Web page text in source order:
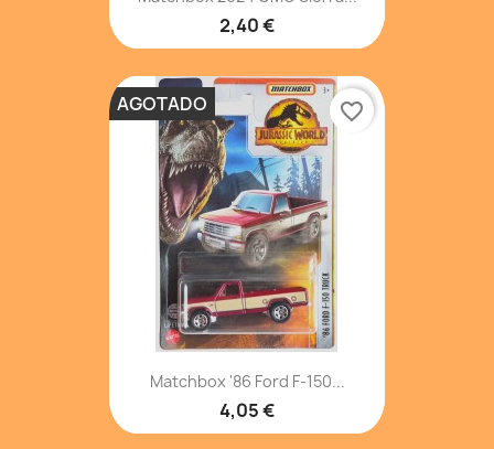
2,40 €
Matchbox '86 Ford F-150...
4,05 €
AGOTADO favorite_border